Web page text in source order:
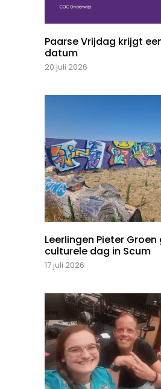
Paarse Vrijdag krijgt
datum
20 juli 2026
Leerlingen Pieter
culturele dag in Scum
17 juli 2026